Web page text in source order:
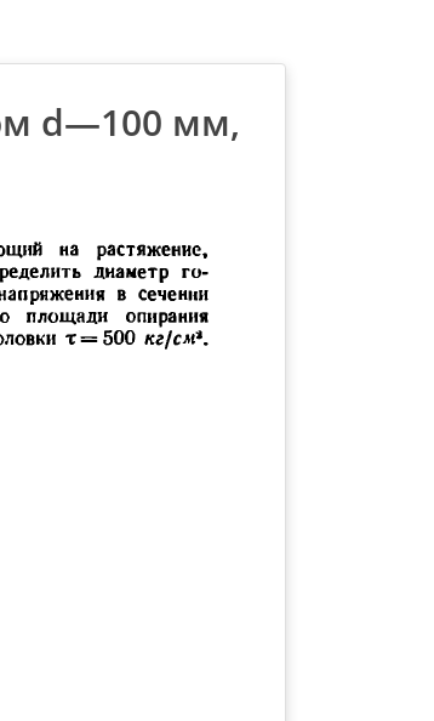
d—100 мм,